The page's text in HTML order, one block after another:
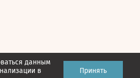
данным
в
Принять